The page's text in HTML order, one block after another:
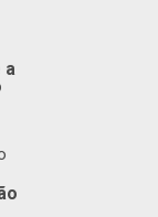
a